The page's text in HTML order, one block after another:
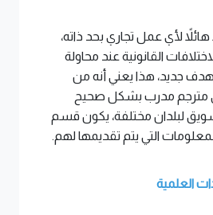
هائلاً لأي عمل تجاري بحد ذاته،
القانونية عند محاولة
جديد، هذا يعني أنه من
مترجم مدرب بشكل صحيح
لبلدان مختلفة، يكون قسم
التي يتم تقديمها لهم.
العلمية